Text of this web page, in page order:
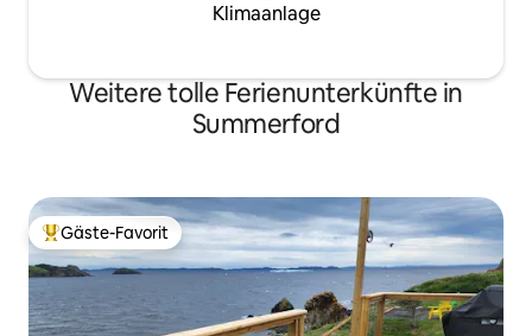
Klimaanlage
Weitere tolle Ferienunterkünfte in
Summerford
Beliebter Gäste-Favorit.
Gäste-Favorit